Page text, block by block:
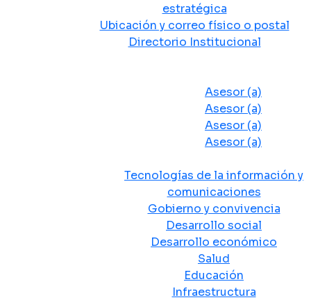
estratégica
Ubicación y correo físico o postal
Directorio Institucional
Asesor (a)
Asesor (a)
Asesor (a)
Asesor (a)
Tecnologías de la información y
comunicaciones
Gobierno y convivencia
Desarrollo social
Desarrollo económico
Salud
Educación
Infraestructura